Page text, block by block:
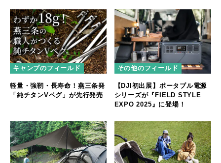
キャンプのフィールド
軽量・強靭・長寿命！燕三条発
「純チタンVペグ」が先行発売
その他のフィールド
【DJI初出展】ポータブル電源
シリーズが『FIELD STYLE
EXPO 2025』に登場！